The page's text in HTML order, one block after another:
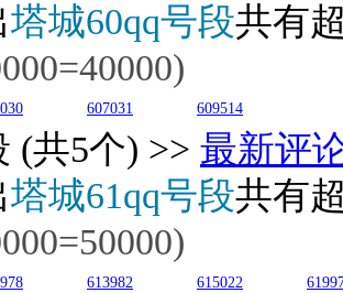
塔城60qq号段共有
607031 609514
(共5个) >> 最新评
塔城61qq号段共有
613982 615022